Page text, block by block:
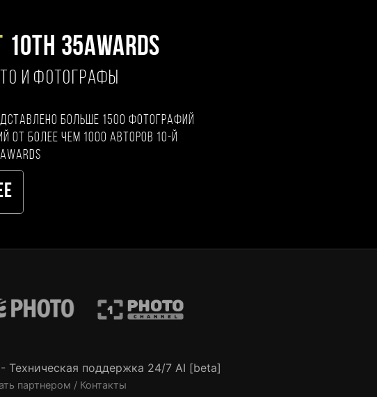
10TH 35AWARDS
И ФОТОГРАФЫ
больше 1500 фотографий
от более чем 1000 авторов 10-й
- Техническая поддержка 24/7 AI [beta]
партнером / Контакты